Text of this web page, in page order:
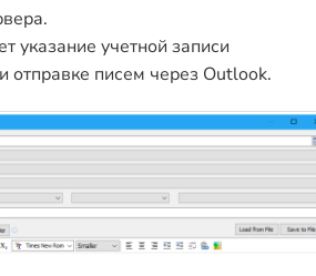
указание учетной записи
отправке писем через Outlook.